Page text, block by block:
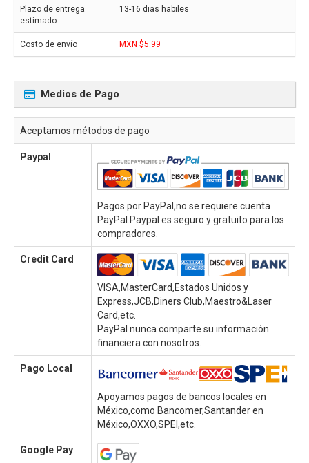
13-16 dias habiles
MXN $5.99
Medios de Pago
Aceptamos métodos de pago
Paypal
Pagos por PayPal,no se requiere cuenta
PayPal.Paypal es seguro y gratuito para los
compradores.
Credit Card
VISA,MasterCard,Estados Unidos y
Express,JCB,Diners Club,Maestro&Laser
Card,etc.
PayPal nunca comparte su información
financiera con nosotros.
Pago Local
Apoyamos pagos de bancos locales en
México,como Bancomer,Santander en
México,OXXO,SPEI,etc.
Google Pay